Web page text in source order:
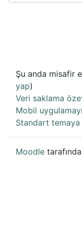
Şu anda misafir
yap)
Veri saklama
Mobil
Standart temaya
Moodle